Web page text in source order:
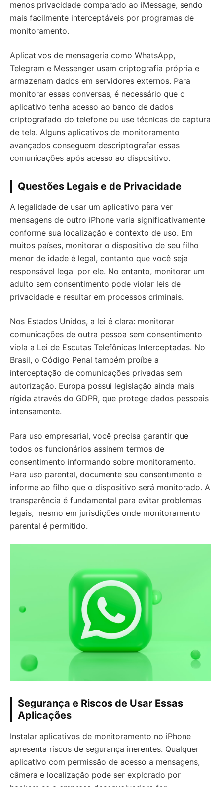
menos privacidade comparado ao iMessage, sendo
mais facilmente interceptáveis por programas de
monitoramento.
Aplicativos de mensageria como WhatsApp,
Telegram e Messenger usam criptografia própria e
armazenam dados em servidores externos. Para
monitorar essas conversas, é necessário que o
aplicativo tenha acesso ao banco de dados
criptografado do telefone ou use técnicas de captura
de tela. Alguns aplicativos de monitoramento
avançados conseguem descriptografar essas
comunicações após acesso ao dispositivo.
Questões Legais e de Privacidade
A legalidade de usar um aplicativo para ver
mensagens de outro iPhone varia significativamente
conforme sua localização e contexto de uso. Em
muitos países, monitorar o dispositivo de seu filho
menor de idade é legal, contanto que você seja
responsável legal por ele. No entanto, monitorar um
adulto sem consentimento pode violar leis de
privacidade e resultar em processos criminais.
Nos Estados Unidos, a lei é clara: monitorar
comunicações de outra pessoa sem consentimento
viola a Lei de Escutas Telefônicas Interceptadas. No
Brasil, o Código Penal também proíbe a
interceptação de comunicações privadas sem
autorização. Europa possui legislação ainda mais
rígida através do GDPR, que protege dados pessoais
intensamente.
Para uso empresarial, você precisa garantir que
todos os funcionários assinem termos de
consentimento informando sobre monitoramento.
Para uso parental, documente seu consentimento e
informe ao filho que o dispositivo será monitorado. A
transparência é fundamental para evitar problemas
legais, mesmo em jurisdições onde monitoramento
parental é permitido.
Segurança e Riscos de Usar Essas
Aplicações
Instalar aplicativos de monitoramento no iPhone
apresenta riscos de segurança inerentes. Qualquer
aplicativo com permissão de acesso a mensagens,
câmera e localização pode ser explorado por